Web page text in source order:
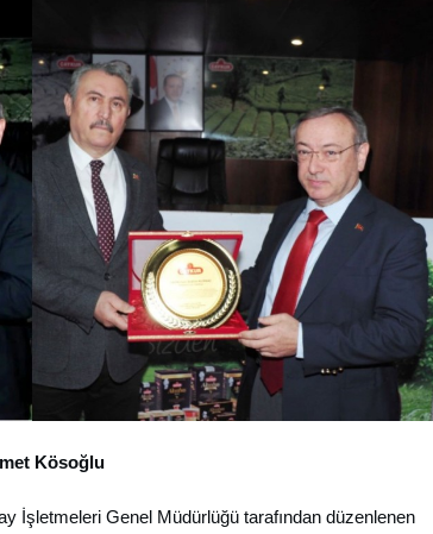
Kösoğlu
İşletmeleri Genel Müdürlüğü tarafından düzenlenen